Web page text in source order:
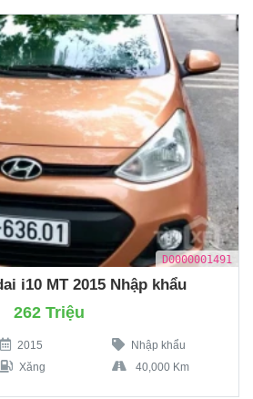
D0000001491
i10 MT 2015 Nhập khẩu
262 Triệu
2015
Nhập khẩu
Xăng 40,000 Km